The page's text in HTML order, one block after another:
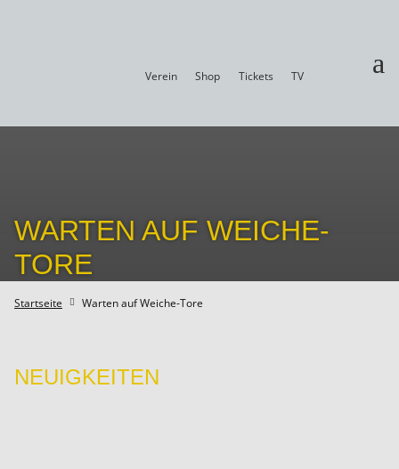
Verein Shop Tickets TV a
WARTEN AUF WEICHE-
TORE
Startseite  Warten auf Weiche-Tore
NEUIGKEITEN